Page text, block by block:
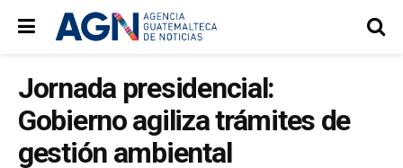
Jornada presidencial:
Gobierno agiliza trámites de
gestión ambiental